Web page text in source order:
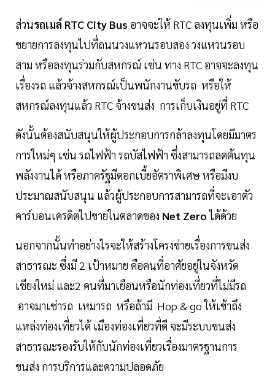
ส่วนรถเมล์ RTC City Bus อาจจะให้ RTC ลงทุนเพิ่ม หรือ
ขยายการลงทุนไปที่ถนนวงแหวนรอบสอง วงแหวนรอบ
สาม หรือลงทุนร่วมกับสหกรณ์ เช่น ทาง RTC อาจจะลงทุน
เรื่องรถ แล้วจ้างสหกรณ์เป็นพนักงานขับรถ หรือให้
สหกรณ์ลงทุนแล้ว RTC จ้างขนส่ง การเก็บเงินอยู่ที่ RTC
ดังนั้นต้องสนับสนุนให้ผู้ประกอบการกล้าลงทุนโดยมีมาตร
การใหม่ๆ เช่น รถไฟฟ้า รถบัสไฟฟ้า ซึ่งสามารถลดต้นทุน
พลังงานได้ หรือภาครัฐมีดอกเบี้ยอัตราพิเศษ หรือมีงบ
ประมาณสนับสนุน แล้วผู้ประกอบการสามารถที่จะเอาตัว
คาร์บอนเครดิตไปขายในตลาดของ Net Zeroได้ด้วย
นอกจากนั้นทำอย่างไรจะให้สร้างโครงข่ายเรื่องการขนส่ง
สาธารณะ ซึ่งมี 2 เป้าหมาย คือคนที่อาศัยอยู่ในจังหวัด
เชียงใหม่ และ2 คนที่มาเยือนหรือนักท่องเที่ยวที่ไม่มีรถ
อาจมาเช่ารถ เหมารถ หรือถ้ามี Hop & go ให้เข้าถึง
แหล่งท่องเที่ยวได้ เมืองท่องเที่ยวที่ดี จะมีระบบขนส่ง
สาธารณะรองรับให้กับนักท่องเที่ยวเรื่องมาตรฐานการ
ขนส่ง การบริการและความปลอดภัย